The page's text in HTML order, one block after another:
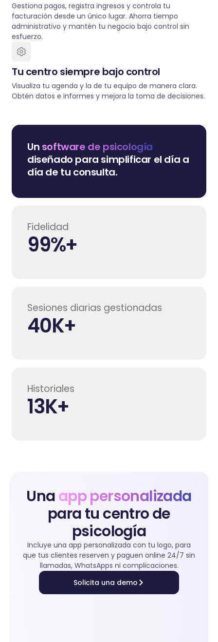
Gestiona pagos, registra ingresos y controla tu
facturación desde un único lugar. Ahorra tiempo
administrativo y mantén tu negocio bajo control sin
esfuerzo.
Tu centro siempre bajo control
Visualiza tu agenda y la de tu equipo de manera clara.
Obtén datos e informes y mejora la toma de decisiones.
Un software de psicología
diseñado para simplificar el día a
día de tu consulta.
Fidelidad
99%+
Sesiones diarias gestionadas
40K+
Historiales
13K+
Unaapp personalizada
para tu centro de
psicología
Incluye una app personalizada con tu logo, para
que tus clientes reserven y paguen online 24/7 sin
llamadas, WhatsApps ni complicaciones.
Solicita una demo